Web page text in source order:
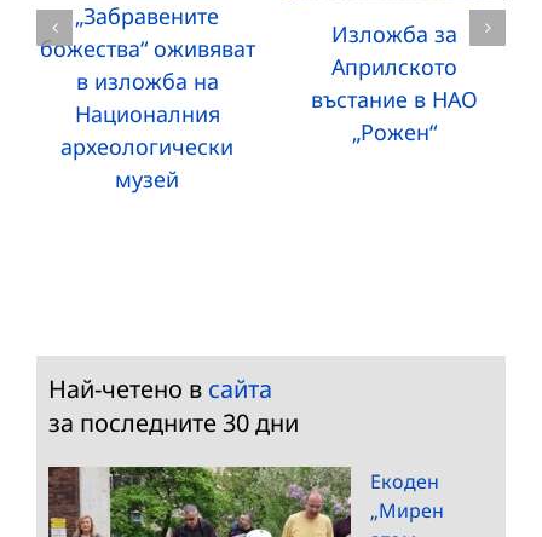
„Забравените
божества“ оживяват
в изложба на
Националния
археологически
музей
Изложба за
Априлското
въстание в НАО
„Рожен“
Най-четено в сайта
за последните 30 дни
Екоден
„Мирен